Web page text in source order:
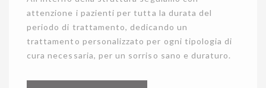
attenzione i pazienti per tutta la durata del
periodo di trattamento, dedicando un
trattamento personalizzato per ogni tipologia di
cura necessaria, per un sorriso sano e duraturo.